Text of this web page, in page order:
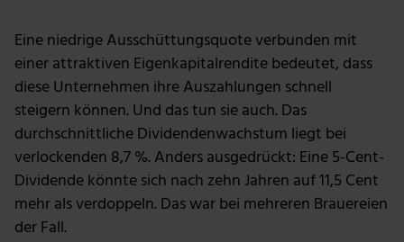
Eine niedrige Ausschüttungsquote verbunden mit
einer attraktiven Eigenkapitalrendite bedeutet, dass
diese Unternehmen ihre Auszahlungen schnell
steigern können. Und das tun sie auch. Das
durchschnittliche Dividendenwachstum liegt bei
verlockenden 8,7 %. Anders ausgedrückt: Eine 5-Cent-
Dividende könnte sich nach zehn Jahren auf 11,5 Cent
mehr als verdoppeln. Das war bei mehreren Brauereien
der Fall.